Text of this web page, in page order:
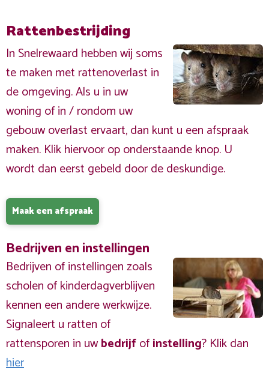
Rattenbestrijding
In Snelrewaard hebben wij soms
te maken met rattenoverlast in
de omgeving. Als u in uw
woning of in / rondom uw
gebouw overlast ervaart, dan kunt u een afspraak
maken. Klik hiervoor op onderstaande knop. U
wordt dan eerst gebeld door de deskundige.
Maak een afspraak
Bedrijven en instellingen
Bedrijven of instellingen zoals
scholen of kinderdagverblijven
kennen een andere werkwijze.
Signaleert u ratten of
rattensporen in uwbedrijfofinstelling? Klik dan
hier